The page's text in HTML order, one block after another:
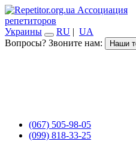
Ассоциация
репетиторов
Украины
RU | UA
Вопросы? Звоните нам:
Наши
(067) 505-98-05
(099) 818-33-25